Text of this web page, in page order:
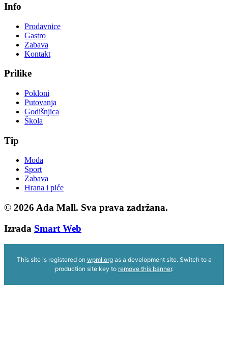
Info
Prodavnice
Gastro
Zabava
Kontakt
Prilike
Pokloni
Putovanja
Godišnjica
Škola
Tip
Moda
Sport
Zabava
Hrana i piće
© 2026 Ada Mall. Sva prava zadržana.
Izrada Smart Web
This site is registered on wpml.orgas a development site. Switch to a
production site key to remove this banner.